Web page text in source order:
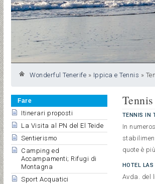
Wonderful Tenerife » Ippica e Tennis »
Fare
Itinerari proposti
La Visita al PN del El Teide
Sentierismo
Camping ed
Accampamenti; Rifugi di
Montagna
Sport Acquatici
TENNIS IN
In
quote è
HOTEL
Avda. del